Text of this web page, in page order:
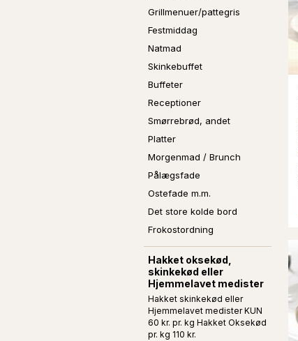
Grillmenuer/pattegris
Festmiddag
Natmad
Skinkebuffet
Buffeter
Receptioner
Smørrebrød, andet
Platter
Morgenmad / Brunch
Pålægsfade
Ostefade m.m.
Det store kolde bord
Frokostordning
Hakket oksekød,
skinkekød eller
Hjemmelavet medister
Hakket skinkekød eller
Hjemmelavet medister KUN
60 kr. pr. kg Hakket Oksekød
pr. kg 110 kr.